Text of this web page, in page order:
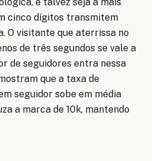
e talvez seja a mais
cinco dígitos transmitem
O visitante que aterrissa no
de três segundos se vale a
de seguidores entra nessa
que a taxa de
seguidor sobe em média
a marca de 10k, mantendo